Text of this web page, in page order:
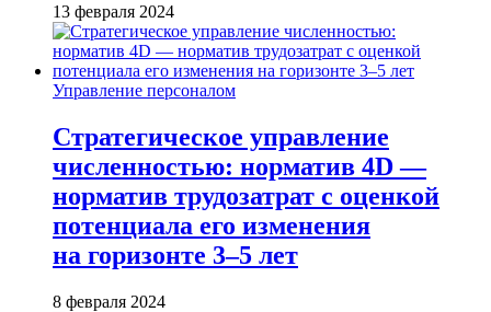
13 февраля 2024
Управление персоналом
Стратегическое управление
численностью: норматив 4D —
норматив трудозатрат с оценкой
потенциала его изменения
на горизонте 3–5 лет
8 февраля 2024